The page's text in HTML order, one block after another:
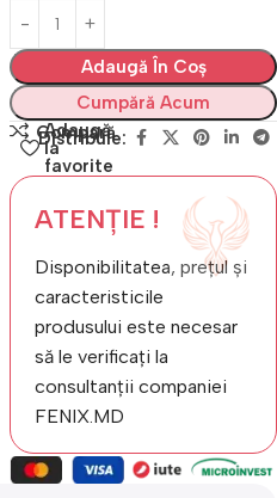
Adaugă În Coș
Cumpără Acum
Compară
Adaugă
la
favorite
Distribuie:
ATENȚIE !
Disponibilitatea, prețul și
caracteristicile
produsului este necesar
să le verificați la
consultanții companiei
FENIX.MD